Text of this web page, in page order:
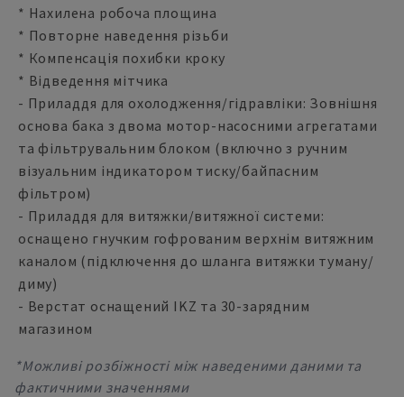
* Нахилена робоча площина
* Повторне наведення різьби
* Компенсація похибки кроку
* Відведення мітчика
- Приладдя для охолодження/гідравліки: Зовнішня
основа бака з двома мотор-насосними агрегатами
та фільтрувальним блоком (включно з ручним
візуальним індикатором тиску/байпасним
фільтром)
- Приладдя для витяжки/витяжної системи:
оснащено гнучким гофрованим верхнім витяжним
каналом (підключення до шланга витяжки туману/
диму)
- Верстат оснащений IKZ та 30-зарядним
магазином
*Можливі розбіжності між наведеними даними та
фактичними значеннями